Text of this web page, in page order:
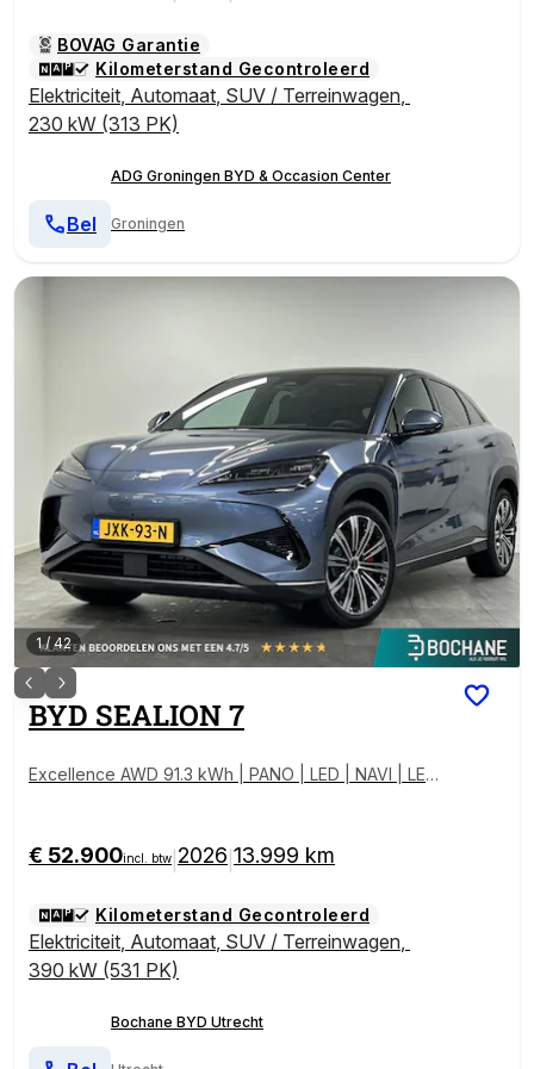
BOVAG Garantie
Kilometerstand Gecontroleerd
Elektriciteit, Automaat, SUV / Terreinwagen,
230 kW (313 PK)
ADG Groningen BYD & Occasion Center
Groningen
Bel
1/ 42
BYD SEALION 7
Excellence AWD 91.3 kWh | PANO | LED | NAVI | LEDE
€ 52.900incl. btw 2026 13.999 km
Kilometerstand Gecontroleerd
Elektriciteit, Automaat, SUV / Terreinwagen,
390 kW (531 PK)
Bochane BYD Utrecht